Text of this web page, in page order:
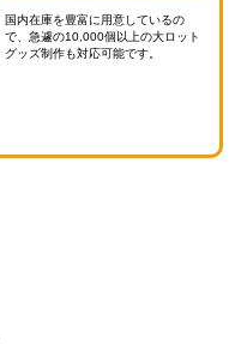
国内在庫を豊富に用意しているの
で、急遽の10,000個以上の大ロット
グッズ制作も対応可能です。